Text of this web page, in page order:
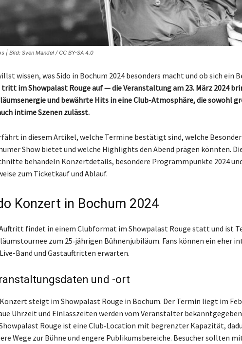
| Bild: Sven Mandel / CC BY-SA 4.0
wissen, was Sido in Bochum 2024 besonders macht und ob sich ein
tritt im Showpalast Rouge auf — die Veranstaltung am 23. März 2024
und bewährte Hits in eine Club-Atmosphäre, die sowohl
intime Szenen zulässt.
in diesem Artikel, welche Termine bestätigt sind, welche
Show bietet und welche Highlights den Abend prägen könnten.
behandeln Konzertdetails, besondere Programmpunkte 2024
zum Ticketkauf und Ablauf.
Konzert in Bochum 2024
findet in einem Clubformat im Showpalast Rouge statt und ist
zum 25‑jährigen Bühnenjubiläum. Fans können ein eher
Band und Gastauftritten erwarten.
und -ort
steigt im Showpalast Rouge in Bochum. Der Termin liegt im
Uhrzeit und Einlasszeiten werden vom Veranstalter
Rouge ist eine Club‑Location mit begrenzter Kapazität,
Wege zur Bühne und engere Publikumsbereiche. Besucher sollten